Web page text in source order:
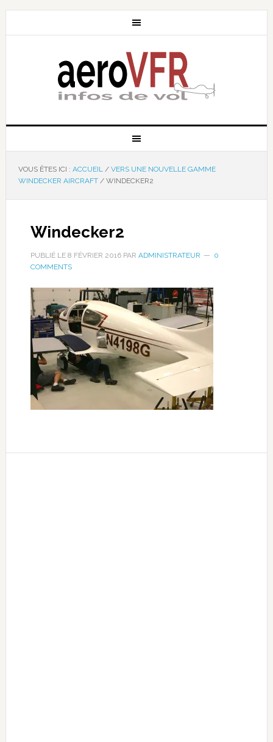
VOUS ÊTES ICI : ACCUEIL / VERS UNE NOUVELLE GAMME
WINDECKER AIRCRAFT /WINDECKER2
Windecker2
PUBLIÉ LE 8 FÉVRIER 2016PAR ADMINISTRATEUR
0
COMMENTS